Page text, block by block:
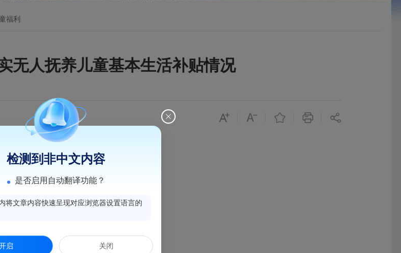
福利
无人抚养儿童基本生活补贴情况
生活补贴53800.7元。
扫一扫在手机上查看当前页面
检测到非中文内容
是否启用自动翻译功能？
将文章内容快速呈现对应浏览器设置语言的
启 关闭